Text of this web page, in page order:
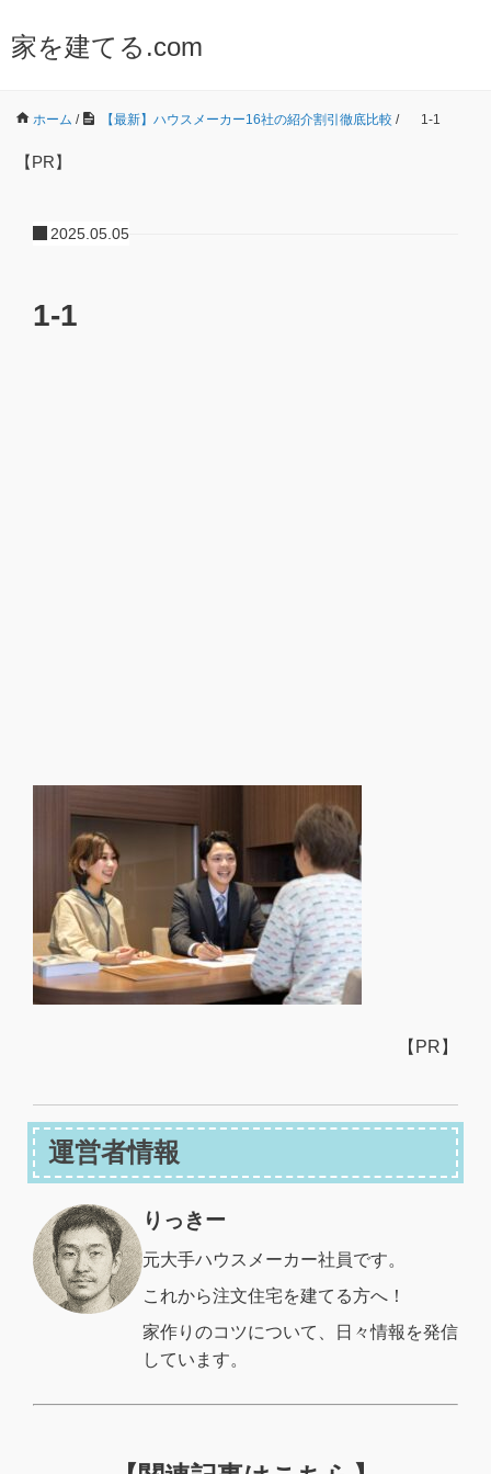
家を建てる.com
ホーム / 【最新】ハウスメーカー16社の紹介割引徹底比較 / 1-1
【PR】
2025.05.05
1-1
【PR】
運営者情報
りっきー
元大手ハウスメーカー社員です。
これから注文住宅を建てる方へ！
家作りのコツについて、日々情報を発信
しています。